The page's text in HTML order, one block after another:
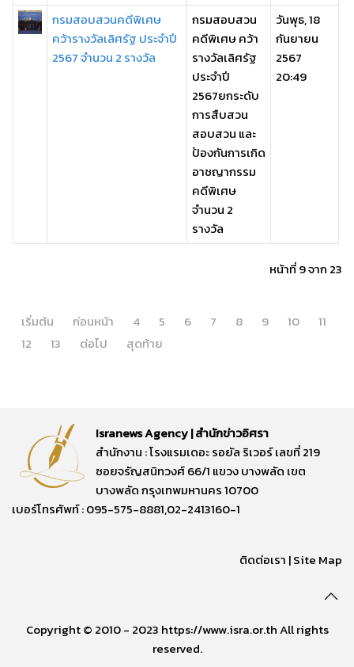
กรมสอบสวนคดีพิเศษ
คว้ารางวัลเลิศรัฐ ประจำปี
2567 จำนวน 2 รางวัล
กรมสอบสวน
คดีพิเศษ คว้า
รางวัลเลิศรัฐ
ประจำปี
2567ยกระดับ
การสืบสวน
สอบสวน และ
ป้องกันการเกิด
อาชญากรรม
คดีพิเศษ
จำนวน 2
รางวัล
วันพุธ, 18
กันยายน
2567
20:49
หน้าที่ 9 จาก 23
เริ่มต้น ก่อนหน้า 4 5 6 7 8 9 10
11
12
13 ต่อไป สุดท้าย
Isranews Agency | สำนักข่าวอิศรา
สำนักงาน : โรงแรมเดอะ รอยัล ริเวอร์ เลขที่ 219
ซอยจรัญสนิทวงศ์ 66/1 แขวง บางพลัด เขต
บางพลัด กรุงเทพมหานคร 10700
เบอร์โทรศัพท์ : 095-575-8881,02-2413160-1
ติดต่อเรา |Site Map
Copyright © 2010 - 2023 https://www.isra.or.th All rights
reserved.